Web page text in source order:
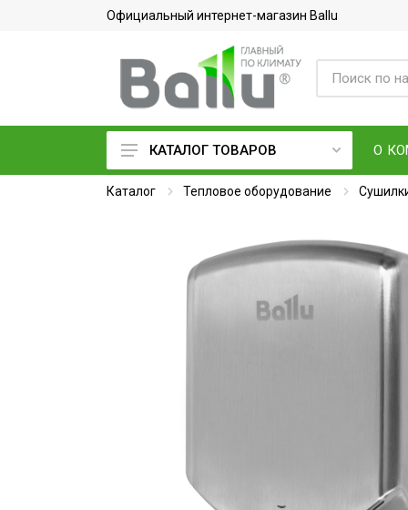
Официальный интернет-магазин Ballu
Кондиционеры воздуха
Осушители воздуха
КАТАЛОГ ТОВАРОВ О
Каталог Тепловое оборудование